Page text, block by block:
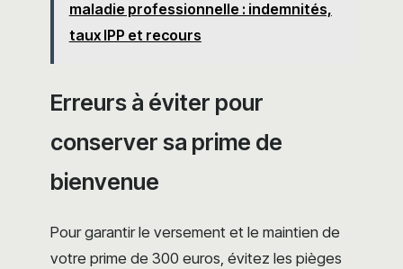
maladie professionnelle : indemnités,
taux IPP et recours
Erreurs à éviter pour
conserver sa prime de
bienvenue
Pour garantir le versement et le maintien de
votre prime de 300 euros, évitez les pièges